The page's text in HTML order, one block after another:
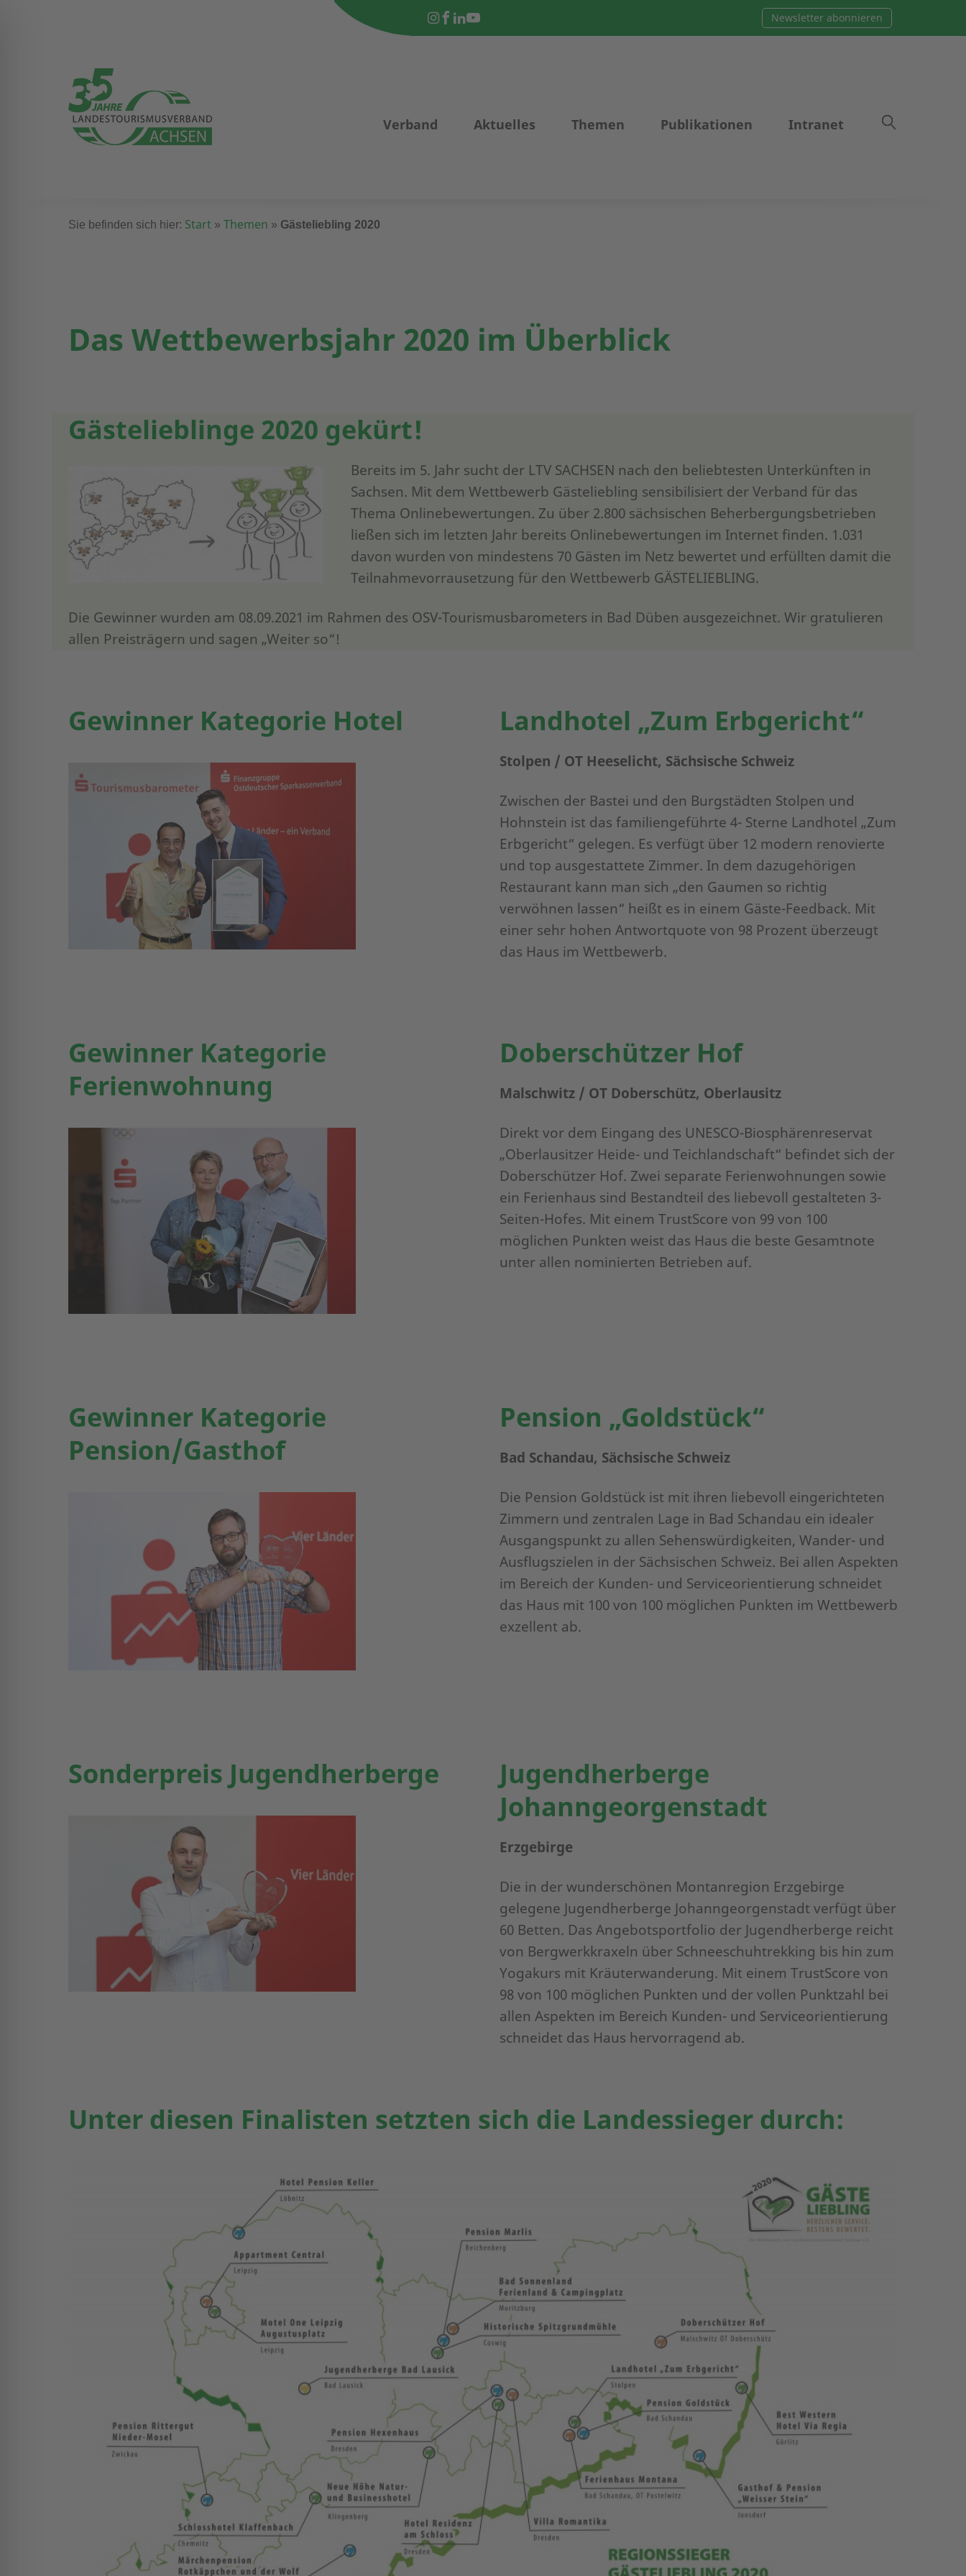
Newsletter abonnieren
Verband Aktuelles Themen Publikationen Intranet
Sie befinden sich hier: Start» Themen » Gästeliebling 2020
Das Wettbewerbsjahr 2020 im Überblick
Gästelieblinge 2020 gekürt!
Bereits im 5. Jahr sucht der LTV SACHSEN nach den beliebtesten Unterkünften in
Sachsen. Mit dem Wettbewerb Gästeliebling sensibilisiert der Verband für das
Thema Onlinebewertungen. Zu über 2.800 sächsischen Beherbergungsbetrieben
ließen sich im letzten Jahr bereits Onlinebewertungen im Internet finden. 1.031
davon wurden von mindestens 70 Gästen im Netz bewertet und erfüllten damit die
Teilnahmevorrausetzung für den Wettbewerb GÄSTELIEBLING.
Die Gewinner wurden am 08.09.2021 im Rahmen des OSV-Tourismusbarometers in Bad Düben ausgezeichnet. Wir gratulieren
allen Preisträgern und sagen „Weiter so“!
Gewinner Kategorie Hotel Landhotel „Zum Erbgericht“
Stolpen / OT Heeselicht, Sächsische Schweiz
Zwischen der Bastei und den Burgstädten Stolpen und
Hohnstein ist das familiengeführte 4- Sterne Landhotel „Zum
Erbgericht“ gelegen. Es verfügt über 12 modern renovierte
und top ausgestattete Zimmer. In dem dazugehörigen
Restaurant kann man sich „den Gaumen so richtig
verwöhnen lassen“ heißt es in einem Gäste-Feedback. Mit
einer sehr hohen Antwortquote von 98 Prozent überzeugt
das Haus im Wettbewerb.
Gewinner Kategorie
Ferienwohnung
Doberschützer Hof
Malschwitz / OT Doberschütz, Oberlausitz
Direkt vor dem Eingang des UNESCO-Biosphärenreservat
„Oberlausitzer Heide- und Teichlandschaft“ befindet sich der
Doberschützer Hof. Zwei separate Ferienwohnungen sowie
ein Ferienhaus sind Bestandteil des liebevoll gestalteten 3-
Seiten-Hofes. Mit einem TrustScore von 99 von 100
möglichen Punkten weist das Haus die beste Gesamtnote
unter allen nominierten Betrieben auf.
Gewinner Kategorie
Pension/Gasthof
Pension „Goldstück“
Bad Schandau, Sächsische Schweiz
Die Pension Goldstück ist mit ihren liebevoll eingerichteten
Zimmern und zentralen Lage in Bad Schandau ein idealer
Ausgangspunkt zu allen Sehenswürdigkeiten, Wander- und
Ausflugszielen in der Sächsischen Schweiz. Bei allen Aspekten
im Bereich der Kunden- und Serviceorientierung schneidet
das Haus mit 100 von 100 möglichen Punkten im Wettbewerb
exzellent ab.
Sonderpreis Jugendherberge
Jugendherberge
Johanngeorgenstadt
Erzgebirge
Die in der wunderschönen Montanregion Erzgebirge
gelegene Jugendherberge Johanngeorgenstadt verfügt über
60 Betten. Das Angebotsportfolio der Jugendherberge reicht
von Bergwerkkraxeln über Schneeschuhtrekking bis hin zum
Yogakurs mit Kräuterwanderung. Mit einem TrustScore von
98 von 100 möglichen Punkten und der vollen Punktzahl bei
allen Aspekten im Bereich Kunden- und Serviceorientierung
schneidet das Haus hervorragend ab.
Unter diesen Finalisten setzten sich die Landessieger durch: